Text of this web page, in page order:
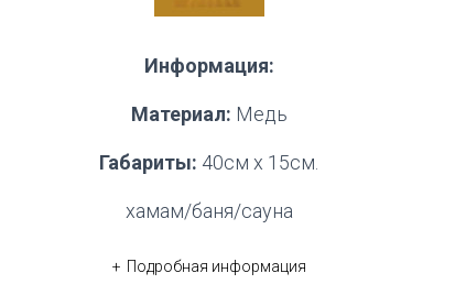
Информация:
Материал: Медь
Габариты: 40см х 15см.
хамам/баня/сауна
Подробная информация